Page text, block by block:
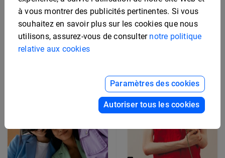
pour la maison et le
style de vie
à vous montrer des publicités pertinentes. Si vous
souhaitez en savoir plus sur les cookies que nous
utilisons, assurez-vous de consulter notre politique
relative aux cookies
Paramètres des cookies
Autoriser tous les cookies